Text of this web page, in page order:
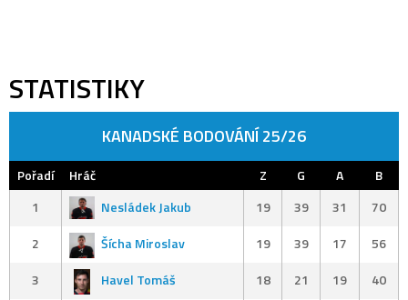
STATISTIKY
KANADSKÉ BODOVÁNÍ 25/26
Pořadí Hráč Z G A
B
1
Nesládek Jakub 19 39 31
70
2
Šícha Miroslav 19 39 17
56
3
Havel Tomáš 18 21 19
40